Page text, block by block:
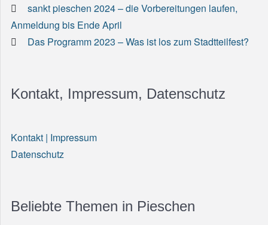
sankt pieschen 2024 – die Vorbereitungen laufen,
Anmeldung bis Ende April
Das Programm 2023 – Was ist los zum Stadtteilfest?
Kontakt, Impressum, Datenschutz
Kontakt | Impressum
Datenschutz
Beliebte Themen in Pieschen